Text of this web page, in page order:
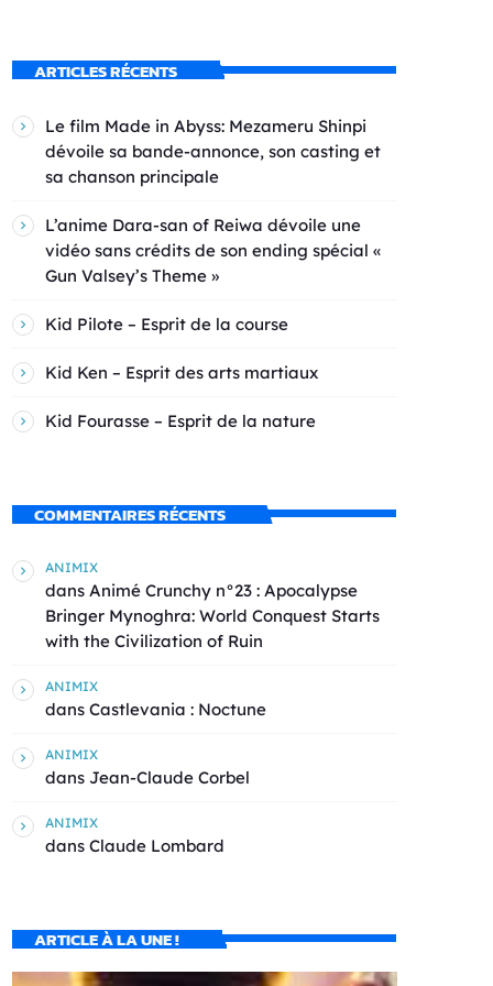
ARTICLES RÉCENTS
Le film Made in Abyss: Mezameru Shinpi
dévoile sa bande-annonce, son casting et
sa chanson principale
L’anime Dara-san of Reiwa dévoile une
vidéo sans crédits de son ending spécial «
Gun Valsey’s Theme »
Kid Pilote – Esprit de la course
Kid Ken – Esprit des arts martiaux
Kid Fourasse – Esprit de la nature
COMMENTAIRES RÉCENTS
ANIMIX
dans Animé Crunchy n°23 : Apocalypse
Bringer Mynoghra: World Conquest Starts
with the Civilization of Ruin
ANIMIX
dans Castlevania : Noctune
ANIMIX
dans Jean-Claude Corbel
ANIMIX
dans Claude Lombard
ARTICLE À LA UNE !